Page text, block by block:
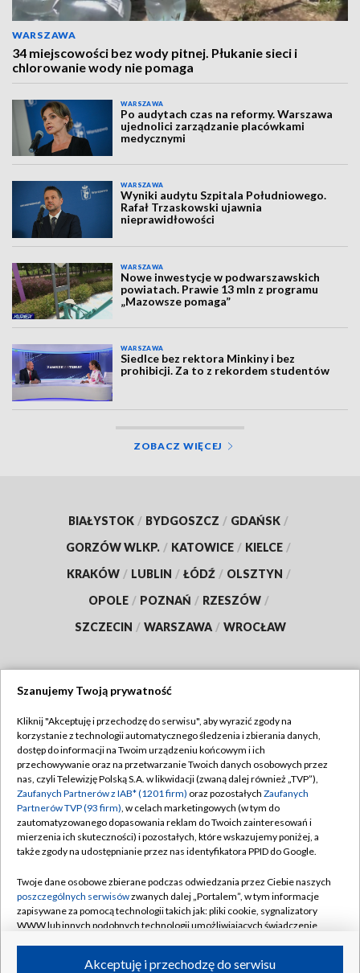
WARSZAWA
34 miejscowości bez wody pitnej. Płukanie sieci i
chlorowanie wody nie pomaga
WARSZAWA
Po audytach czas na reformy. Warszawa
ujednolici zarządzanie placówkami
medycznymi
WARSZAWA
Wyniki audytu Szpitala Południowego.
Rafał Trzaskowski ujawnia
nieprawidłowości
WARSZAWA
Nowe inwestycje w podwarszawskich
powiatach. Prawie 13 mln z programu
„Mazowsze pomaga”
WARSZAWA
Siedlce bez rektora Minkiny i bez
prohibicji. Za to z rekordem studentów
ZOBACZ WIĘCEJ
BIAŁYSTOK / BYDGOSZCZ / GDAŃSK /
GORZÓW WLKP. / KATOWICE / KIELCE /
KRAKÓW / LUBLIN / ŁÓDŹ / OLSZTYN /
OPOLE / POZNAŃ / RZESZÓW /
SZCZECIN / WARSZAWA / WROCŁAW
TVP
Abonament TVP
Emisja w TVP
Centrum informacji TVP
Naziemna Telewizja Cyfrowa
Rada Programowa
System NOS
Informacje o nadawcy
Regulamin TVP
Polityka prywatności
Moje zgody
Pomoc
Kontakt
Kanały
Szanujemy Twoją prywatność
Kliknij "Akceptuję i przechodzę do serwisu", aby wyrazić zgody na
korzystanie z technologii automatycznego śledzenia i zbierania danych,
dostęp do informacji na Twoim urządzeniu końcowym i ich
przechowywanie oraz na przetwarzanie Twoich danych osobowych przez
nas, czyli Telewizję Polską S.A. w likwidacji (zwaną dalej również „TVP”),
Zaufanych Partnerów z IAB* (1201 firm) oraz pozostałych Zaufanych
Partnerów TVP (93 firm), w celach marketingowych (w tym do
zautomatyzowanego dopasowania reklam do Twoich zainteresowań i
mierzenia ich skuteczności) i pozostałych, które wskazujemy poniżej, a
także zgody na udostępnianie przez nas identyfikatora PPID do Google.
Twoje dane osobowe zbierane podczas odwiedzania przez Ciebie naszych
poszczególnych serwisówzwanych dalej „Portalem”, w tym informacje
zapisywane za pomocą technologii takich jak: pliki cookie, sygnalizatory
WWW lub innych podobnych technologii umożliwiających świadczenie
ruchu w Internecie.Akceptuję i przechodzę do serwisu